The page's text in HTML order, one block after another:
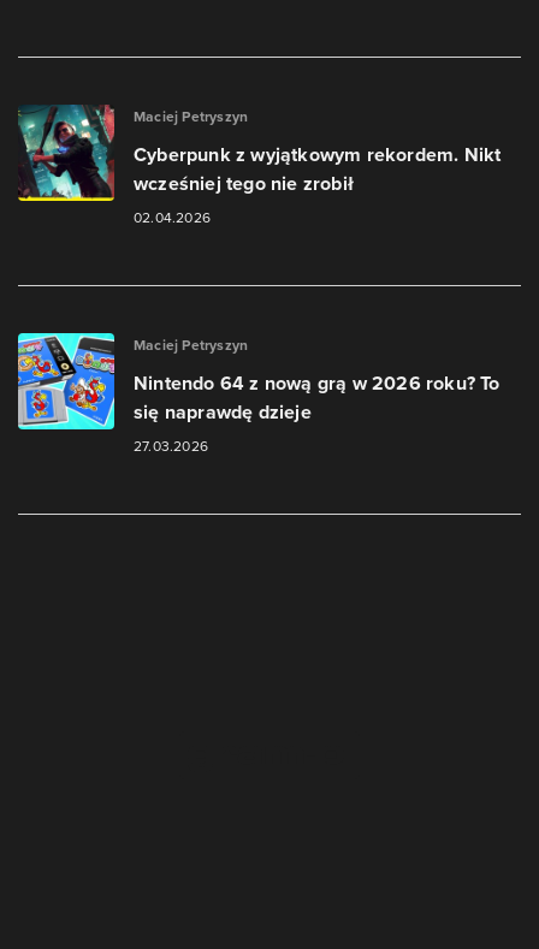
Maciej Petryszyn
Cyberpunk z wyjątkowym rekordem. Nikt
wcześniej tego nie zrobił
02.04.2026
Maciej Petryszyn
Nintendo 64 z nową grą w 2026 roku? To
się naprawdę dzieje
27.03.2026